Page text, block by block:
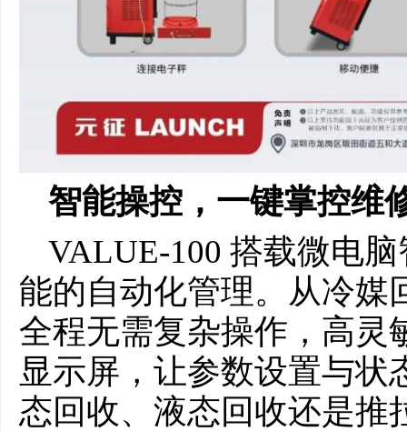
智能操控，一键掌控维
VALUE-100 搭载微电
能的自动化管理。从冷媒
全程无需复杂操作，高灵
显示屏，让参数设置与状
态回收、液态回收还是推